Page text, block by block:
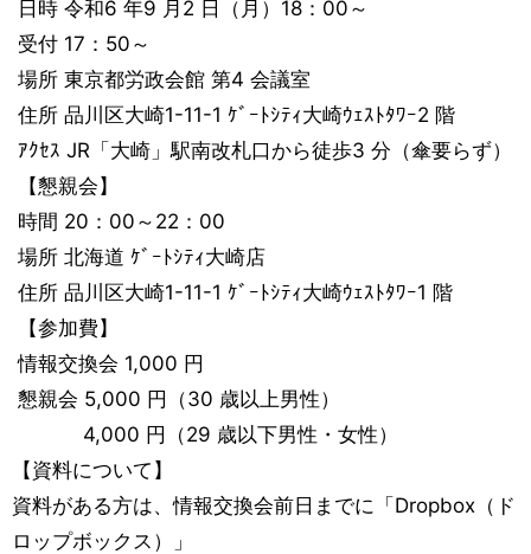
日時 令和6 年9 月2 日（月）18：00～
受付 17：50～
場所 東京都労政会館 第4 会議室
住所 品川区大崎1-11-1 ｹﾞｰﾄｼﾃｨ大崎ｳｪｽﾄﾀﾜｰ2 階
ｱｸｾｽ JR「大崎」駅南改札口から徒歩3 分（傘要らず）
【懇親会】
時間 20：00～22：00
場所 北海道 ｹﾞｰﾄｼﾃｨ大崎店
住所 品川区大崎1-11-1 ｹﾞｰﾄｼﾃｨ大崎ｳｪｽﾄﾀﾜｰ1 階
【参加費】
情報交換会 1,000 円
懇親会 5,000 円（30 歳以上男性）
4,000 円（29 歳以下男性・女性）
【資料について】
資料がある方は、情報交換会前日までに「Dropbox（ド
ロップボックス）」